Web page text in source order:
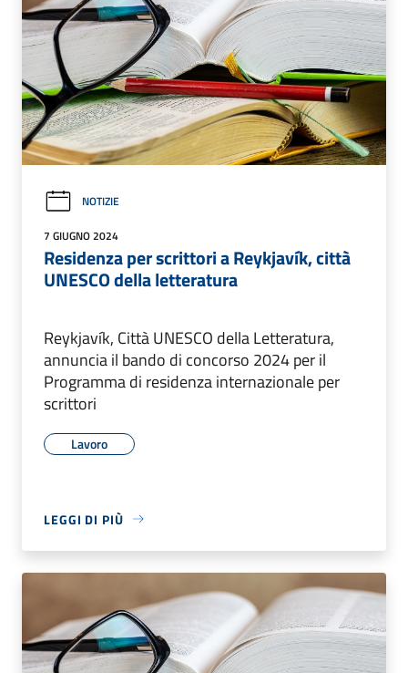
NOTIZIE
7 GIUGNO 2024
Residenza per scrittori a Reykjavík, città
UNESCO della letteratura
Reykjavík, Città UNESCO della Letteratura,
annuncia il bando di concorso 2024 per il
Programma di residenza internazionale per
scrittori
Lavoro
LEGGI DI PIÙ